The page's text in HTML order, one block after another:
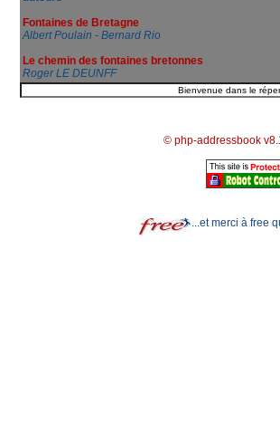
Fontaines de Bretagne
Albert Poulain - Bernard Rio
Le chemin des fontaines bretonnes
Roger LE DEUNFF
© php-addressbook
...et merci à free